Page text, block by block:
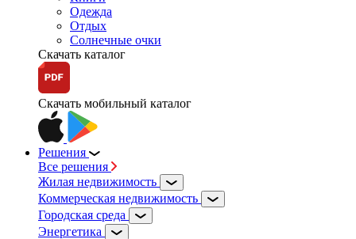
Одежда
Отдых
Солнечные очки
Скачать каталог
Скачать мобильный каталог
Решения
Все решения
Жилая недвижимость
Коммерческая недвижимость
Городская среда
Энергетика